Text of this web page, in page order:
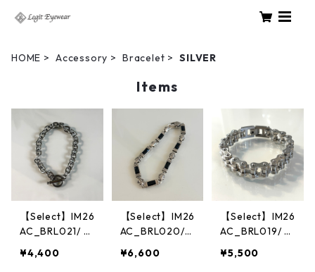
HOME Accessory Bracelet SILVER
Items
【Select】IM26
AC_BRL021/ T
Chain Bracelet
¥4,400
【Select】IM26
AC_BRL020/
racelet（Silve
¥6,600
【Select】IM26
AC_BRL019/ Bi
elet（Silver）
¥5,500